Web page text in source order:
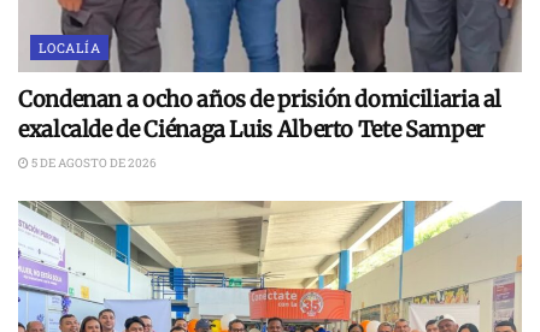
LOCALÍA
Condenan a ocho años de prisión domiciliaria al
exalcalde de Ciénaga Luis Alberto Tete Samper
5 DE AGOSTO DE 2026